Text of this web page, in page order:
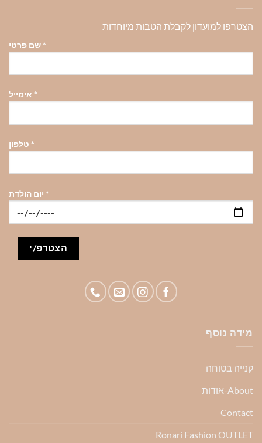
הצטרפו למועדון לקבלת הטבות מיוחדות
*
*
*
*
מידה נוסף
קנייה בטוחה
About-אודות
Contact
Ronari Fashion OUTLET